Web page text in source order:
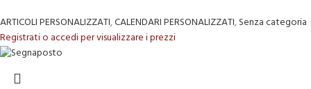
ARTICOLI PERSONALIZZATI,CALENDARI PERSONALIZZATI,Senza categoria
Registrati o accedi per visualizzare i prezzi